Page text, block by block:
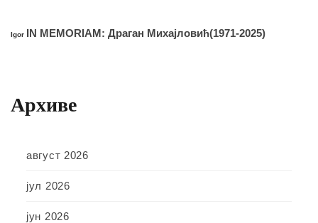
Igor IN MEMORIAM: Драган Михајловић(1971-2025)
Архиве
август 2026
јул 2026
јун 2026